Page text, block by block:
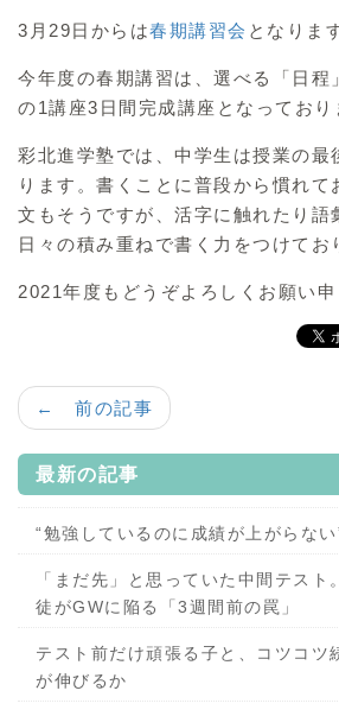
3月29日からは春期講習会 となりま
今年度の春期講習は、選べる「日程
の1講座3日間完成講座となっており
彩北進学塾では、中学生は授業の最
ります。書くことに普段から慣れて
文もそうですが、活字に触れたり語
日々の積み重ねで書く力をつけてお
2021年度もどうぞよろしくお願い申
← 前の記事
最新の記事
“勉強しているのに成績が上がらない
「まだ先」と思っていた中間テスト
徒がGWに陥る「3週間前の罠」
テスト前だけ頑張る子と、コツコ
が伸びるか